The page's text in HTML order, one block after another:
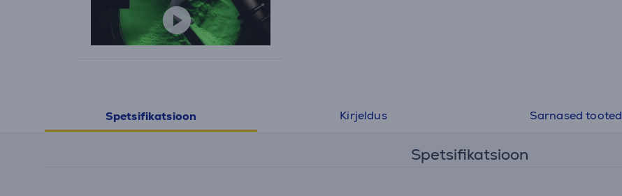
Spetsifikatsioon Kirjeldus Sarnased tooted
Spetsifikatsioon